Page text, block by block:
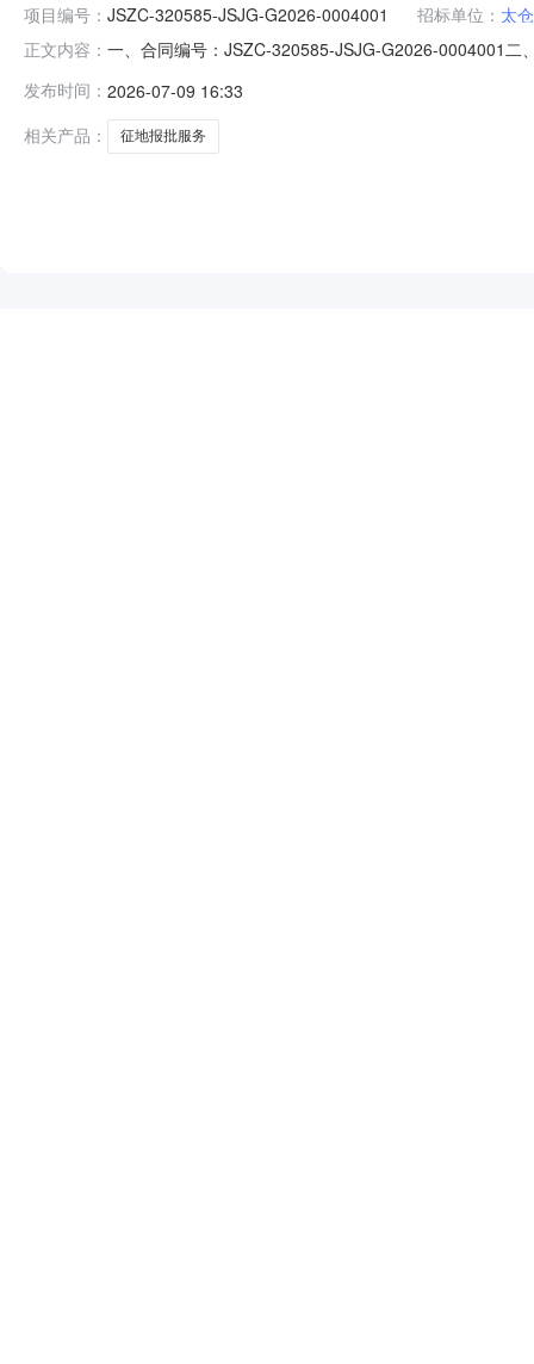
项目编号： JSZC-320585-JSJG-G2026-0004001 招标单位： 太
正文内容： 一、合同编号：JSZC-320585-JSJG-G2026-0004001二
址：江苏省太仓市浮桥镇滨江大道88号联系方式：
发布时间： 2026-07-09 16:33
相关产品：
征地报批服务